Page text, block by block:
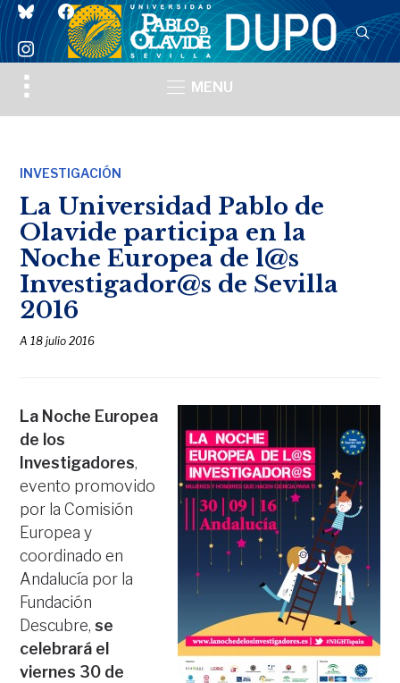
blueskyfacebook
instagram
Toggle
sidebar
MENU
INVESTIGACIÓN
La Universidad Pablo de
Olavide participa en la
Noche Europea de l@s
Investigador@s de Sevilla
2016
A18 julio 2016
La Noche Europea
de los
Investigadores,
evento promovido
por la Comisión
Europea y
coordinado en
Andalucía por la
Fundación
Descubre,se
celebrará el
viernes 30 de